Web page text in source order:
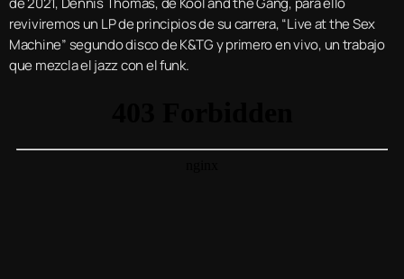
reviviremos un LP de principios de su carrera, “Live at the Sex
Machine” segundo disco de K&TG y primero en vivo, un trabajo
que mezcla el jazz con el funk.